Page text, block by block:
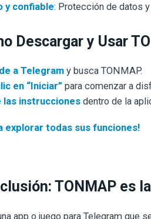
y confiable: Protección de datos
Descargar y Usar
a Telegram y busca TONMAP.
en “Iniciar” para comenzar a
las instrucciones dentro de la
explorar todas sus funciones!
TONMAP es
app o juego para Telegram que